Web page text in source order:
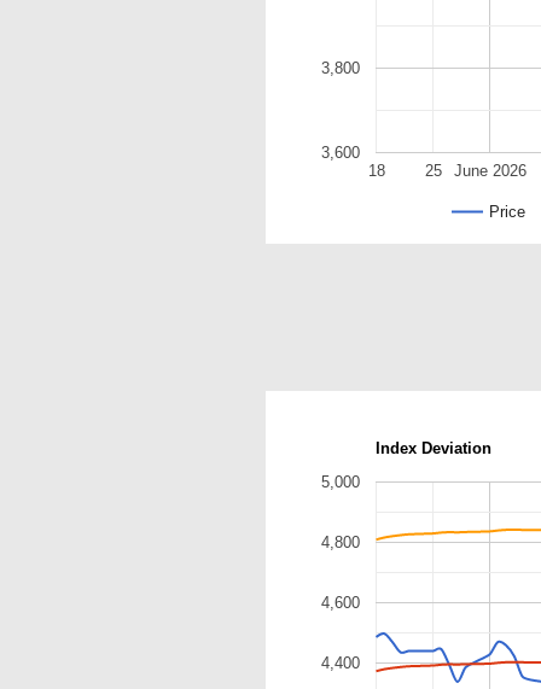
Price
June 2026
18 25
3,600
3,800
Index Deviation
4,400
4,600
4,800
5,000